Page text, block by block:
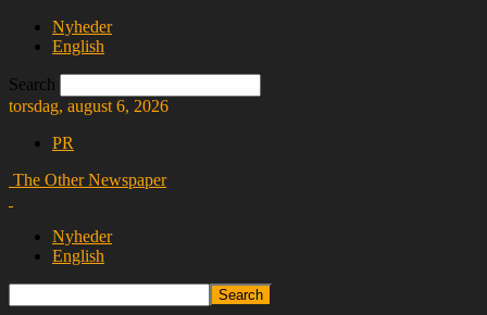
Nyheder
English
Search
torsdag, august 6, 2026
PR
The Other Newspaper
Nyheder
English